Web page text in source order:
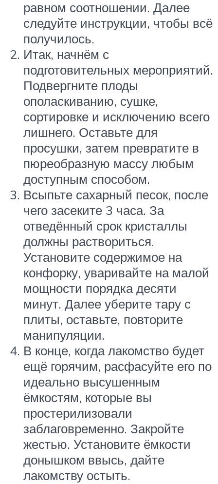
равном соотношении. Далее
следуйте инструкции, чтобы всё
получилось.
Итак, начнём с
подготовительных мероприятий.
Подвергните плоды
ополаскиванию, сушке,
сортировке и исключению всего
лишнего. Оставьте для
просушки, затем превратите в
пюреобразную массу любым
доступным способом.
Всыпьте сахарный песок, после
чего засеките 3 часа. За
отведённый срок кристаллы
должны раствориться.
Установите содержимое на
конфорку, уваривайте на малой
мощности порядка десяти
минут. Далее уберите тару с
плиты, оставьте, повторите
манипуляции.
В конце, когда лакомство будет
ещё горячим, расфасуйте его по
идеально высушенным
ёмкостям, которые вы
простерилизовали
заблаговременно. Закройте
жестью. Установите ёмкости
донышком ввысь, дайте
лакомству остыть.